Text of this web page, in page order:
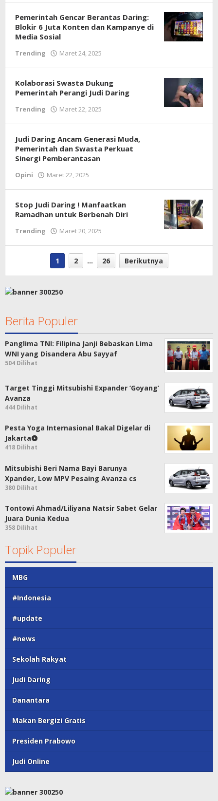
Anambas
Pemerintah Gencar Berantas Daring:
Blokir 6 Juta Konten dan Kampanye di
Media Sosial
Trending Maret 24, 2025
Anambas
Kolaborasi Swasta Dukung
Pemerintah Perangi Judi Daring
Trending Maret 22, 2025
Anambas
Judi Daring Ancam Generasi Muda,
Pemerintah dan Swasta Perkuat
Sinergi Pemberantasan
Opini Maret 22, 2025
Anambas
Stop Judi Daring ! Manfaatkan
Ramadhan untuk Berbenah Diri
Trending Maret 20, 2025
Anambas
1 2 … 26 Berikutnya
Berita Populer
Panglima TNI: Filipina Janji Bebaskan Lima
WNI yang Disandera Abu Sayyaf
504 Dilihat
Target Tinggi Mitsubishi Expander ‘Goyang’
Avanza
444 Dilihat
Pesta Yoga Internasional Bakal Digelar di
Jakarta
418 Dilihat
Mitsubishi Beri Nama Bayi Barunya
Xpander, Low MPV Pesaing Avanza cs
380 Dilihat
Tontowi Ahmad/Liliyana Natsir Sabet Gelar
Juara Dunia Kedua
358 Dilihat
Topik Populer
MBG
#Indonesia
#update
#news
Sekolah Rakyat
Judi Daring
Danantara
Makan Bergizi Gratis
Presiden Prabowo
Judi Online